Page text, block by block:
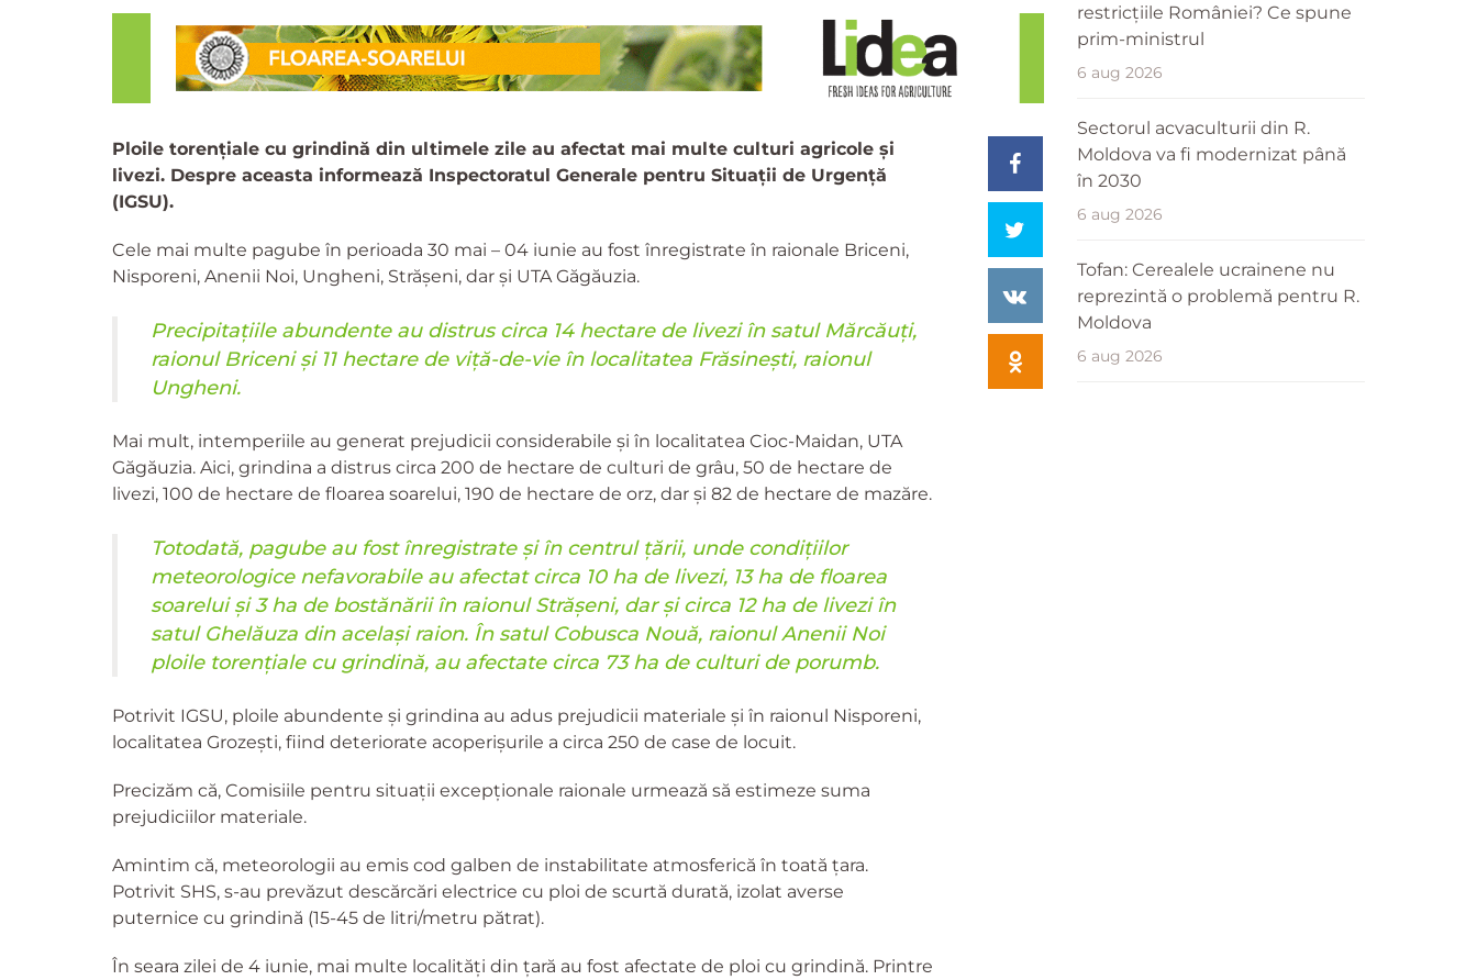
Ploile torențiale cu grindină din ultimele zile au afectat mai multe culturi agricole și
livezi. Despre aceasta informează Inspectoratul Generale pentru Situații de Urgență
(IGSU).
Cele mai multe pagube în perioada 30 mai – 04 iunie au fost înregistrate în raionale Briceni,
Nisporeni, Anenii Noi, Ungheni, Strășeni, dar și UTA Găgăuzia.
Precipitațiile abundente au distrus circa 14 hectare de livezi în satul Mărcăuți,
raionul Briceni și 11 hectare de viță-de-vie în localitatea Frăsinești, raionul
Ungheni.
Mai mult, intemperiile au generat prejudicii considerabile și în localitatea Cioc-Maidan, UTA
Găgăuzia. Aici, grindina a distrus circa 200 de hectare de culturi de grâu, 50 de hectare de
livezi, 100 de hectare de floarea soarelui, 190 de hectare de orz, dar și 82 de hectare de mazăre.
Totodată, pagube au fost înregistrate și în centrul țării, unde condițiilor
meteorologice nefavorabile au afectat circa 10 ha de livezi, 13 ha de floarea
soarelui și 3 ha de bostănării în raionul Strășeni, dar și circa 12 ha de livezi în
satul Ghelăuza din același raion. În satul Cobusca Nouă, raionul Anenii Noi
ploile torențiale cu grindină, au afectate circa 73 ha de culturi de porumb.
Potrivit IGSU, ploile abundente și grindina au adus prejudicii materiale și în raionul Nisporeni,
localitatea Grozești, fiind deteriorate acoperișurile a circa 250 de case de locuit.
Precizăm că, Comisiile pentru situații excepționale raionale urmează să estimeze suma
prejudiciilor materiale.
Amintim că, meteorologii au emis cod galben de instabilitate atmosferică în toată țara.
Potrivit SHS, s-au prevăzut descărcări electrice cu ploi de scurtă durată, izolat averse
puternice cu grindină (15-45 de litri/metru pătrat).
În seara zilei de 4 iunie, mai multe localități din țară au fost afectate de ploi cu grindină. Printre
restricțiile României? Ce spune
prim-ministrul
6 aug 2026
Sectorul acvaculturii din R.
Moldova va fi modernizat până
în 2030
6 aug 2026
Tofan: Cerealele ucrainene nu
reprezintă o problemă pentru R.
Moldova
6 aug 2026